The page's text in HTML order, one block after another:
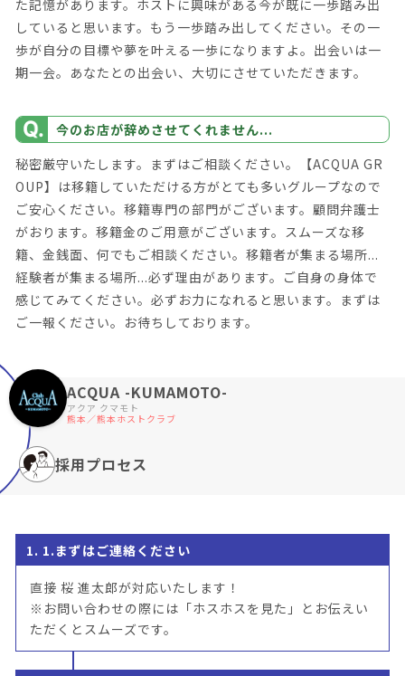
た記憶があります。ホストに興味がある今が既に一歩踏み出
していると思います。もう一歩踏み出してください。その一
歩が自分の目標や夢を叶える一歩になりますよ。出会いは一
期一会。あなたとの出会い、大切にさせていただきます。
今のお店が辞めさせてくれません...
秘密厳守いたします。まずはご相談ください。【ACQUA GR
OUP】は移籍していただける方がとても多いグループなので
ご安心ください。移籍専門の部門がございます。顧問弁護士
がおります。移籍金のご用意がございます。スムーズな移
籍、金銭面、何でもご相談ください。移籍者が集まる場所...
経験者が集まる場所...必ず理由があります。ご自身の身体で
感じてみてください。必ずお力になれると思います。まずは
ご一報ください。お待ちしております。
ACQUA -KUMAMOTO-
アクア クマモト
熊本／熊本ホストクラブ
採用プロセス
1. 1.まずはご連絡ください
直接 桜 進太郎が対応いたします！
※お問い合わせの際には「ホスホスを見た」とお伝えい
ただくとスムーズです。